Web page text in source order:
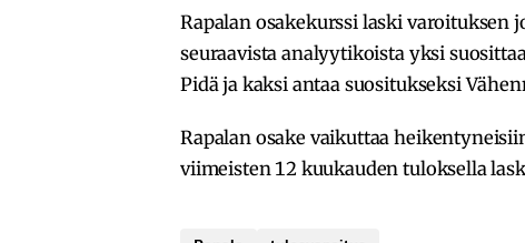
Rapalan osakekurssi laski varoituksen
seuraavista analyytikoista yksi
Pidä ja kaksi antaa suositukseksi
Rapalan osake vaikuttaa
viimeisten 12 kuukauden tuloksella